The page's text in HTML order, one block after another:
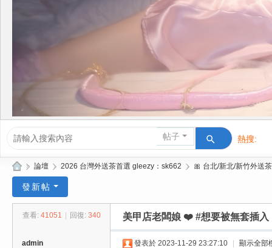
帖子 熱搜:
活動/交
ee
» 論壇 › 2026 台灣外送茶首選 gleezy：sk662 › 🎀 台北/新北/新竹外送茶
發新帖
查看: 41051 回復: 340 美甲店老闆娘 ❤️ #想要被無套插入
admin 發表於 2023-11-29 23:27:10 顯示全部